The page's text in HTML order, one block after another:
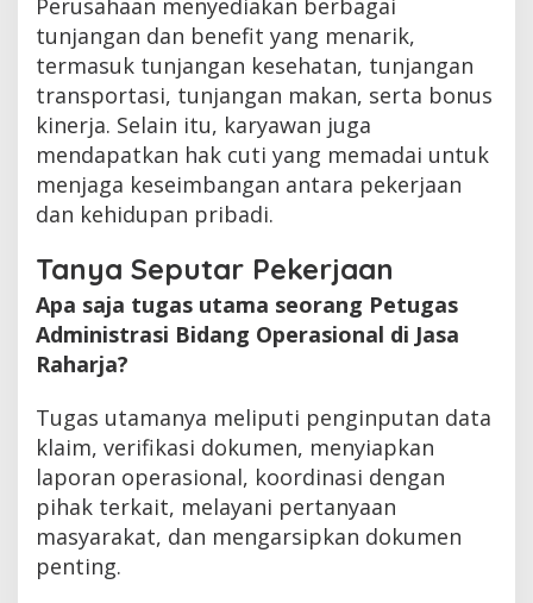
tunjangan dan benefit yang menarik,
termasuk tunjangan kesehatan, tunjangan
transportasi, tunjangan makan, serta bonus
kinerja. Selain itu, karyawan juga
mendapatkan hak cuti yang memadai untuk
menjaga keseimbangan antara pekerjaan
dan kehidupan pribadi.
Tanya Seputar Pekerjaan
Apa saja tugas utama seorang Petugas
Administrasi Bidang Operasional di Jasa
Raharja?
Tugas utamanya meliputi penginputan data
klaim, verifikasi dokumen, menyiapkan
laporan operasional, koordinasi dengan
pihak terkait, melayani pertanyaan
masyarakat, dan mengarsipkan dokumen
penting.